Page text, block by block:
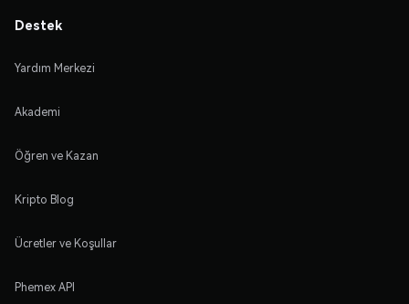
Destek
Yardım Merkezi
Akademi
Öğren ve Kazan
Kripto Blog
Ücretler ve Koşullar
Phemex API